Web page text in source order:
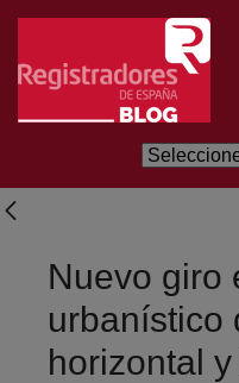
Skip to Main Content
Nuevo giro
urbanístico
horizontal